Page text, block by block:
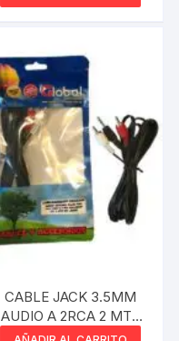
CABLE JACK 3.5MM
AUDIO A 2RCA 2 MTS
NETMAK